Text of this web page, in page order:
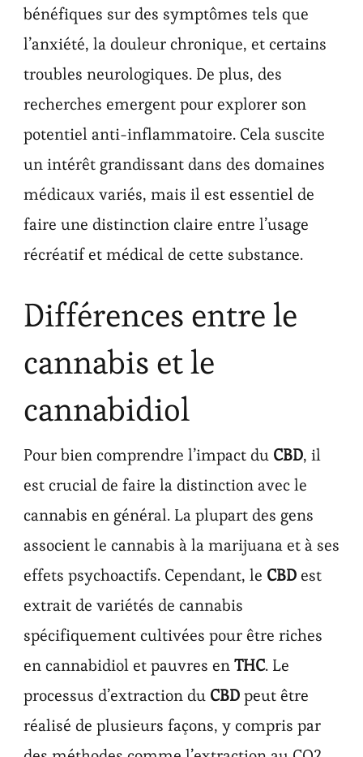
bénéfiques sur des symptômes tels que
l’anxiété, la douleur chronique, et certains
troubles neurologiques. De plus, des
recherches emergent pour explorer son
potentiel anti-inflammatoire. Cela suscite
un intérêt grandissant dans des domaines
médicaux variés, mais il est essentiel de
faire une distinction claire entre l’usage
récréatif et médical de cette substance.
Différences entre le
cannabis et le
cannabidiol
Pour bien comprendre l’impact du CBD, il
est crucial de faire la distinction avec le
cannabis en général. La plupart des gens
associent le cannabis à la marijuana et à ses
effets psychoactifs. Cependant, le CBDest
extrait de variétés de cannabis
spécifiquement cultivées pour être riches
en cannabidiol et pauvres enTHC. Le
processus d’extraction du CBDpeut être
réalisé de plusieurs façons, y compris par